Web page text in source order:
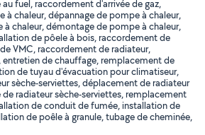
fuel, raccordement d'arrivée de gaz,
chaleur, dépannage de pompe à chaleur,
chaleur, démontage de pompe à chaleur,
de pôele à bois, raccordement de
VMC, raccordement de radiateur,
de chauffage, remplacement de
de tuyau d'évacuation pour climatiseur,
sèche-serviettes, déplacement de radiateur
radiateur sèche-serviettes, remplacement
de conduit de fumée, installation de
de poêle à granule, tubage de cheminée,